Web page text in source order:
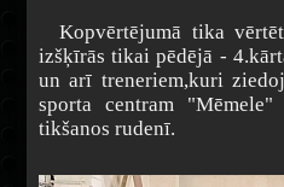
Kopvērtējumā tika
izšķīrās tikai pēdējā -
un arī treneriem,kuri
sporta centram
tikšanos rudenī.